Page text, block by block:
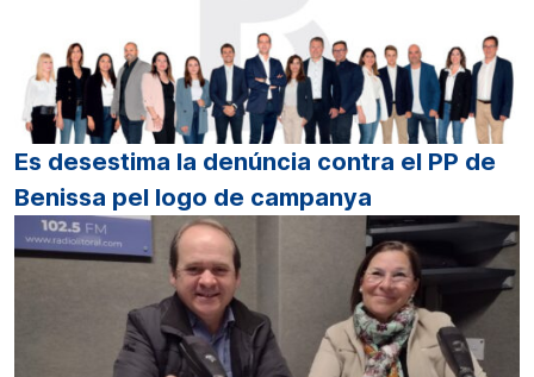
Es desestima la denúncia contra el PP de
Benissa pel logo de campanya